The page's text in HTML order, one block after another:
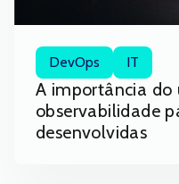
DevOps IT
A importância do
observabilidade
desenvolvidas